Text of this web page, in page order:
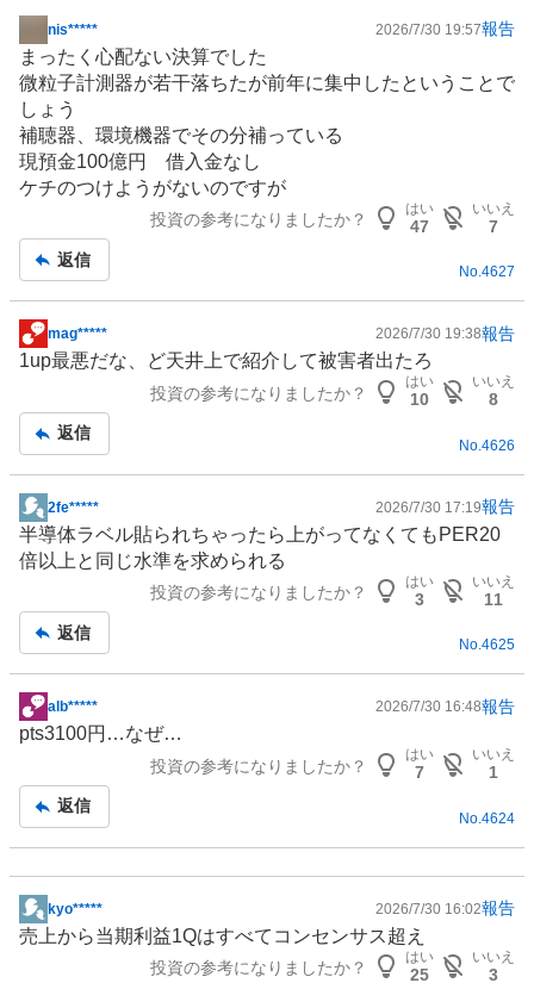
掲
示
板
記
事
nis***** 2026/7/30 19:57報告
まったく心配ない決算でした
微粒子計測器が若干落ちたが前年に集中したということで
しょう
補聴器 、環境機器でその分補っている
現預金100億円 借入金なし
ケチのつけようがないのですが
投資の参考になりましたか？
はい
47
いいえ
7
返信
No.4627
掲
示
事
mag***** 2026/7/30 19:38報告
1up最悪だな、ど天井上で紹介して被害者出たろ
投資の参考になりましたか？
はい
10
いいえ
8
返信
No. 4626
掲
示
板
2fe***** 2026/7/30 17:19報告
半導体ラベル貼られちゃったら上がってなくてもPER20
倍以上と同じ水準を求められる
投資の参考になりましたか？
はい
3
いいえ
11
返信
No.4625
掲
示
事
alb***** 2026/7/30 16:48報告
pts3100円…なぜ…
投資の参考になりましたか？
はい
7
いいえ
1
返信
No. 4624
掲
示
kyo***** 2026/7/30 16:02報告
売上から当期利益1Qはすべてコンセンサス超え
投資の参考になりましたか？
はい
25
いいえ
3